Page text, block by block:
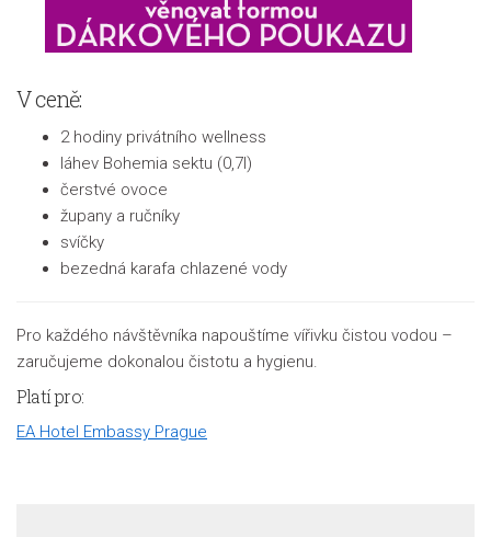
V ceně:
2 hodiny privátního wellness
láhev Bohemia sektu (0,7l)
čerstvé ovoce
župany a ručníky
svíčky
bezedná karafa chlazené vody
Pro každého návštěvníka napouštíme vířivku čistou vodou –
zaručujeme dokonalou čistotu a hygienu.
Platí pro:
EA Hotel Embassy Prague